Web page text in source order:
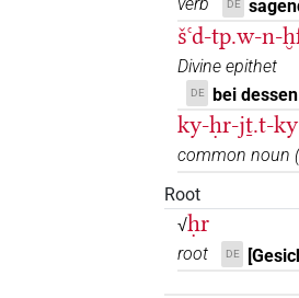
DE
šꜥd-tp.w-
Divine epithet
DE bei
ky-ḥr-jṯ.t-ky
common noun
Root
√ḥr
root DE